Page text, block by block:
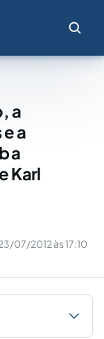
a
a
a
Karl
07/2012 às 17:10